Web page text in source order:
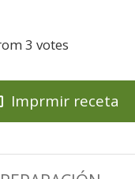
3 votes
Imprmir receta